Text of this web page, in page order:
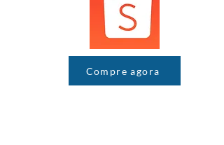
Compre agora